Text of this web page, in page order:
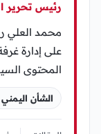
رئيس تحرير
محمد العلي
على إدارة
المحتوى
الشأن